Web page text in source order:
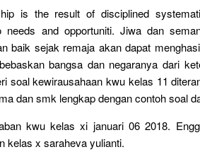
is the result of disciplined
needs and opportuniti. Jiwa dan
baik sejak remaja akan dapat
bangsa dan negaranya dari
soal kewirausahaan kwu kelas 11
dan smk lengkap dengan contoh soal
kwu kelas xi januari 06 2018.
kelas x saraheva yulianti.